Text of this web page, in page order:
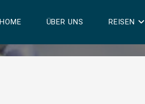
HOME ÜBER UNS REISEN